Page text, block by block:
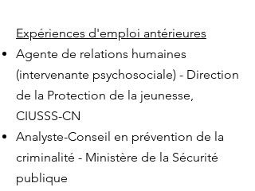
Expériences d'emploi antérieures
Agente de relations humaines
(intervenante psychosociale) - Direction
de la Protection de la jeunesse,
CIUSSS-CN
Analyste-Conseil en prévention de la
criminalité - Ministère de la Sécurité
publique